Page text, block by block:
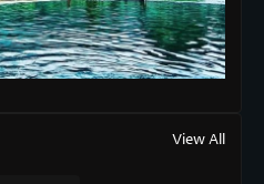
View All